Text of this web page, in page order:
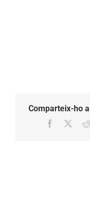
Comparteix-ho
Facebook